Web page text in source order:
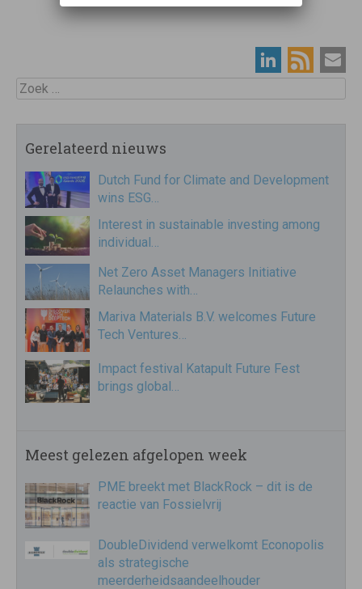
Zoek
Gerelateerd nieuws
Dutch Fund for Climate and Development
wins ESG…
Interest in sustainable investing among
individual…
Net Zero Asset Managers Initiative
Relaunches with…
Mariva Materials B.V. welcomes Future
Tech Ventures…
Impact festival Katapult Future Fest
brings global…
Meest gelezen afgelopen week
PME breekt met BlackRock – dit is de
reactie van Fossielvrij
DoubleDividend verwelkomt Econopolis
als strategische
meerderheidsaandeelhouder